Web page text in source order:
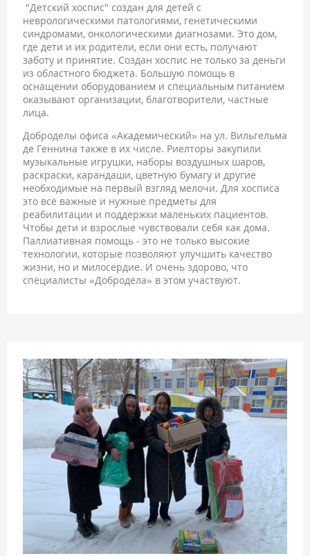
"Детский хоспис" создан для детей с
неврологическими патологиями, генетическими
синдромами, онкологическими диагнозами. Это дом,
где дети и их родители, если они есть, получают
заботу и принятие. Создан хоспис не только за деньги
из областного бюджета. Большую помощь в
оснащении оборудованием и специальным питанием
оказывают организации, благотворители, частные
лица.
Доброделы офиса «Академический» на ул. Вильгельма
де Геннина также в их числе. Риелторы закупили
музыкальные игрушки, наборы воздушных шаров,
раскраски, карандаши, цветную бумагу и другие
необходимые на первый взгляд мелочи. Для хосписа
это всё важные и нужные предметы для
реабилитации и поддержки маленьких пациентов.
Чтобы дети и взрослые чувствовали себя как дома.
Паллиативная помощь - это не только высокие
технологии, которые позволяют улучшить качество
жизни, но и милосердие. И очень здорово, что
специалисты «Добродела» в этом участвуют.